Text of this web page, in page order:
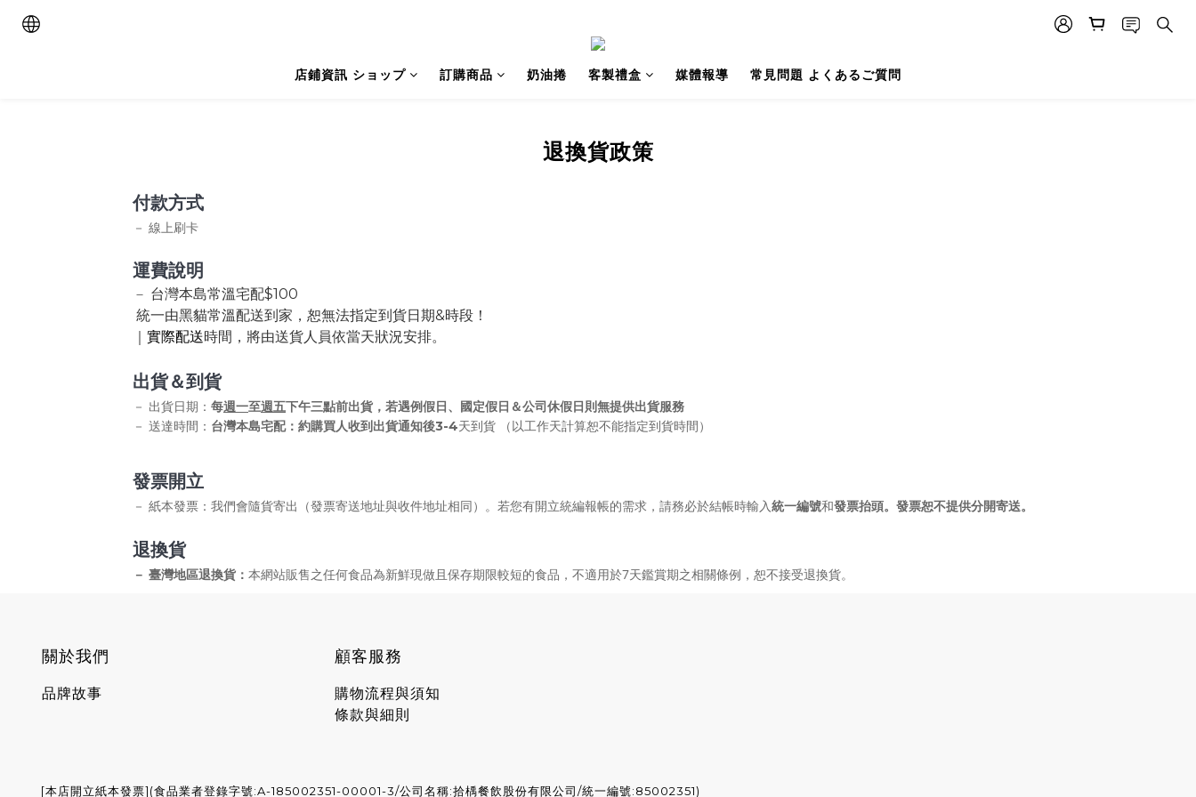
店鋪資訊 ショップ 訂購商品 奶油捲 客製禮盒 媒體報導 常見問題 よくあるご質問
退換貨政策
付款方式
－ 線上刷卡
運費說明
－ 台灣本島常溫宅配$100
統一由黑貓常溫配送到家，恕無法指定到貨日期&時段！
｜ 實際配送時間，將由送貨人員依當天狀況安排。
出貨＆到貨
－ 出貨日期： 每週一至週五下午三點前出貨，若遇例假日、國定假日＆公司休假日則無提供出貨服務
－ 送達時間： 台灣本島宅配：約購買人收到出貨通知後3-4天到貨 （以工作天計算恕不能指定到貨時間）
發票開立
－ 紙本發票： 我們會隨貨寄出（發票寄送地址與收件地址相同）。若您有開立統編報帳的需求，請務必於結帳時輸入統一編號和發票抬頭。發票恕不提供分開寄送。
退換貨
－ 臺灣地區退換貨： 本網站販售之任何食品為新鮮現做且保存期限較短的食品，不適用於7天鑑賞期之相關條例，恕不接受退換貨。
關於我們
品牌故事
顧客服務
購物流程與須知
條款與細則
[本店開立紙本發票](食品業者登錄字號:A-185002351-00001-3/公司名稱:拾楀餐飲股份有限公司/統一編號:85002351)